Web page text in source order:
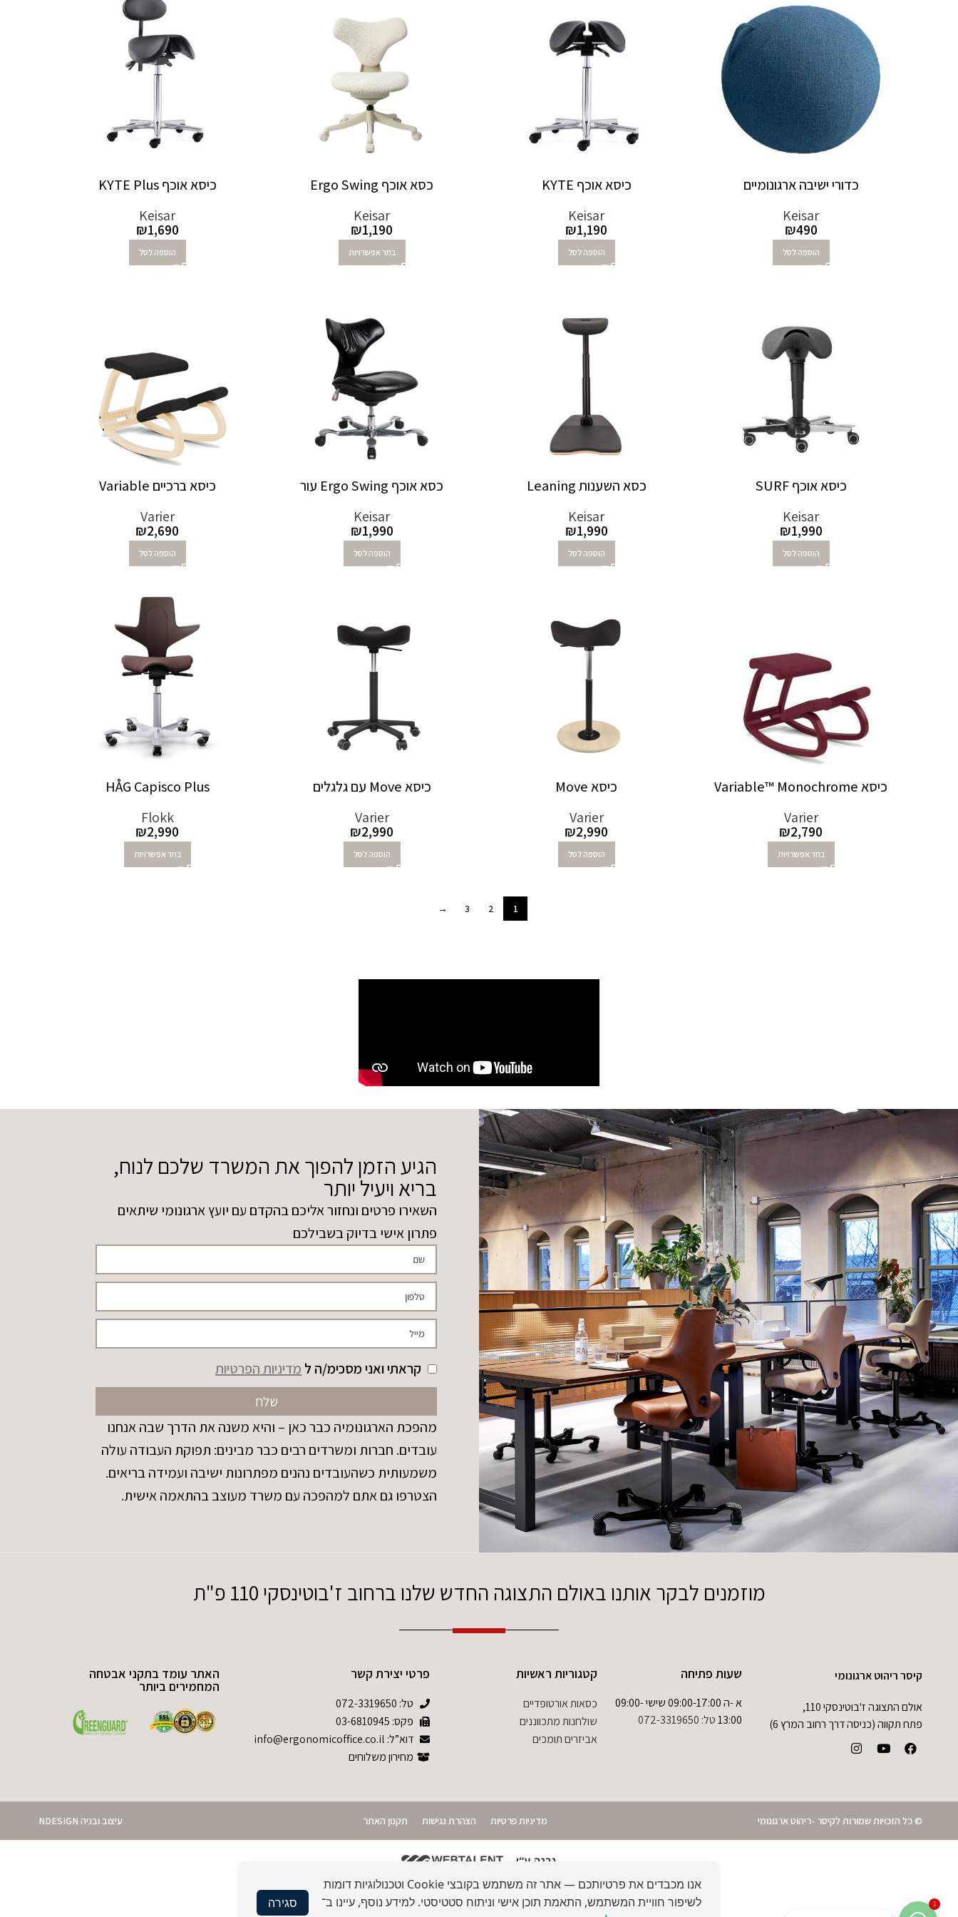
אנו מכבדים את פרטיותכם — אתר זה משתמש בקובצי Cookie וטכנולוגיות דומות
לשיפור חוויית המשתמש, התאמת תוכן אישי וניתוח סטטיסטי. למידע נוסף, עיינו ב־
סגירה
כדורי ישיבה ארגונומיים
Keisar
₪490
הוספה לסל
כיסא אוכף KYTE
Keisar
₪1,190
הוספה לסל
כסא אוכף Ergo Swing
Keisar
₪1,190
בחר אפשרויות
כיסא אוכף KYTE Plus
Keisar
₪1,690
הוספה לסל
כיסא אוכף SURF
Keisar
₪1,990
הוספה לסל
כסא השענות Leaning
Keisar
₪1,990
הוספה לסל
כסא אוכף Ergo Swing עור
Keisar
₪1,990
הוספה לסל
כיסא ברכיים Variable
Varier
₪2,690
הוספה לסל
כיסא Variable™ Monochrome
Varier
₪2,790
בחר אפשרויות
כיסא Move
Varier
₪2,990
הוספה לסל
כיסא Move עם גלגלים
Varier
₪2,990
הוספה לסל
HÅG Capisco Plus
Flokk
₪2,990
בחר אפשרויות
1
2
3
→
הגיע הזמן להפוך את המשרד שלכם לנוח,
בריא ויעיל יותר
השאירו פרטים ונחזור אליכם בהקדם עם יועץ ארגונומי שיתאים
פתרון אישי בדיוק בשבילכם
קראתי ואני מסכימ/ה ל מדיניות הפרטיות
שלח
מהפכת הארגונומיה כבר כאן – והיא משנה את הדרך שבה אנחנו
עובדים. חברות ומשרדים רבים כבר מבינים: תפוקת העבודה עולה
משמעותית כשהעובדים נהנים מפתרונות ישיבה ועמידה בריאים.
הצטרפו גם אתם למהפכה עם משרד מעוצב בהתאמה אישית.
מוזמנים לבקר אותנו באולם התצוגה החדש שלנו ברחוב ז'בוטינסקי 110 פ"ת
קיסר ריהוט ארגונומי
אולם התצוגה ז'בוטינסקי 110,
פתח תקווה (כניסה דרך רחוב המרץ 6)
שעות פתיחה
א -ה 09:00-17:00 שישי 09:00-
13:00 טל: 072-3319650
קטגוריות ראשיות
כסאות אורטופדיים
שולחנות מתכווננים
אביזרים תומכים
פרטי יצירת קשר
טל: 072-3319650
פקס: 03-6810945
דוא”ל: info@ergonomicoffice.co.il
מחירון משלוחים
האתר עומד בתקני אבטחה
המחמירים ביותר
© כל הזכויות שמורות לקיסר -ריהוט ארגונומי מדיניות פרטיות הצהרת נגישות תקנון האתר עיצוב ובניה NDESIGN
1